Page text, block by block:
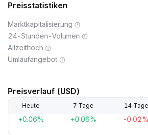
Preisstatistiken
Marktkapitalisierung
24-Stunden-Volumen
Allzeithoch
Umlaufangebot
Preisverlauf (USD)
Heute 7 Tage 14 Tage
+0.06% +0.06% -0.02%